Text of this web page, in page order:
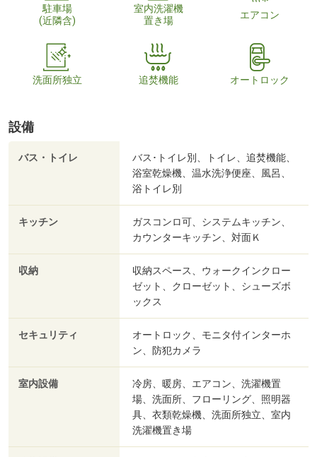
駐車場
(近隣含)
室内洗濯機
置き場
エアコン
洗面所独立 追焚機能 オートロック
設備
バス・トイレ
バス･トイレ別、トイレ、追焚機能、
浴室乾燥機、温水洗浄便座、風呂、
浴トイレ別
キッチン
ガスコンロ可、システムキッチン、
カウンターキッチン、対面Ｋ
収納
収納スペース、ウォークインクロー
ゼット、クローゼット、シューズボ
ックス
セキュリティ
オートロック、モニタ付インターホ
ン、防犯カメラ
室内設備
冷房、暖房、エアコン、洗濯機置
場、洗面所、フローリング、照明器
具、衣類乾燥機、洗面所独立、室内
洗濯機置き場